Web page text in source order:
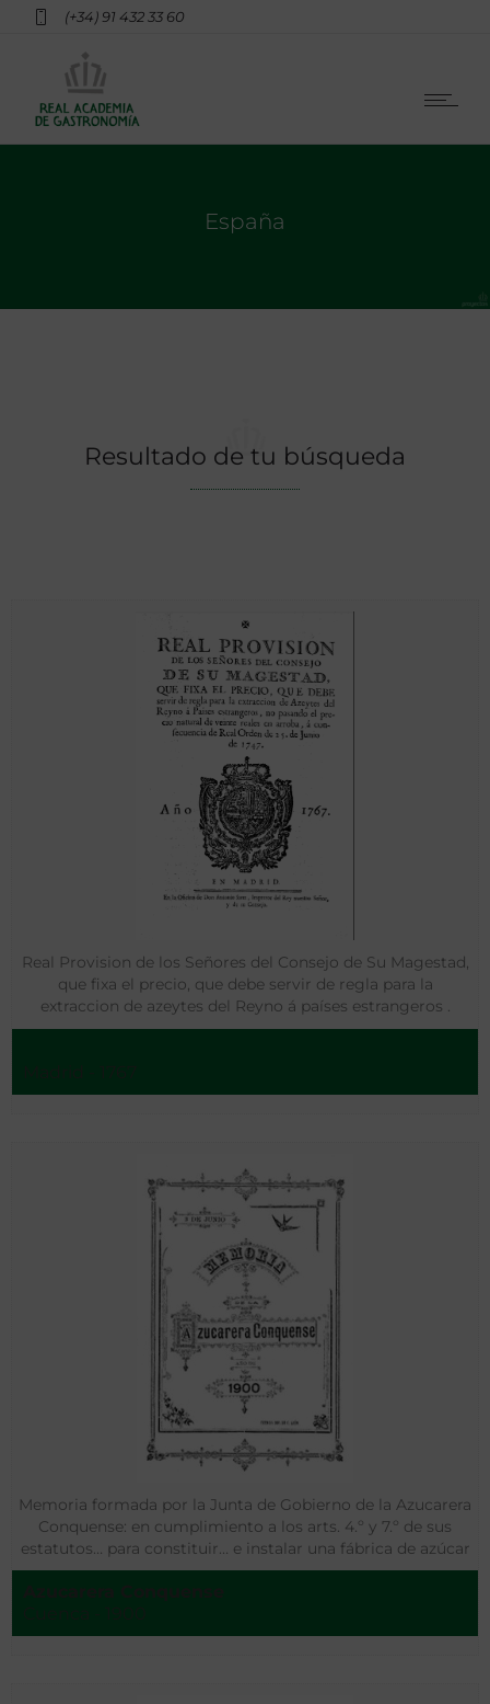
(+34) 91 432 33 60
España
Resultado de tu búsqueda
Real Provision de los Señores del Consejo de Su Magestad,
que fixa el precio, que debe servir de regla para la
extraccion de azeytes del Reyno á países estrangeros .
Memoria formada por la Junta de Gobierno de la Azucarera
Conquense: en cumplimiento a los arts. 4.º y 7.º de sus
estatutos… para constituir… e instalar una fábrica de azúcar
de remolacha en Cuenca